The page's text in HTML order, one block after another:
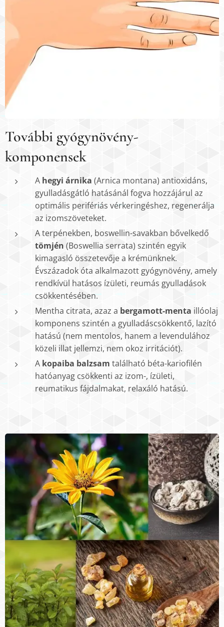
További gyógynövény-
komponensek
A hegyi árnika (Arnica montana) antioxidáns,
gyulladásgátló hatásánál fogva hozzájárul az
optimális perifériás vérkeringéshez, regenerálja
az izomszöveteket.
A terpénekben, boswellin-savakban bővelkedő
tömjén (Boswellia serrata) szintén egyik
kimagasló összetevője a krémünknek.
Évszázadok óta alkalmazott gyógynövény, amely
rendkívül hatásos ízületi, reumás gyulladások
csökkentésében.
Mentha citrata, azaz a bergamott-menta illóolaj
komponens szintén a gyulladáscsökkentő, lazító
hatású (nem mentolos, hanem a levendulához
közeli illat jellemzi, nem okoz irritációt).
A kopaiba balzsam található béta-kariofilén
hatóanyag csökkenti az izom-, ízületi,
reumatikus fájdalmakat, relaxáló hatású.